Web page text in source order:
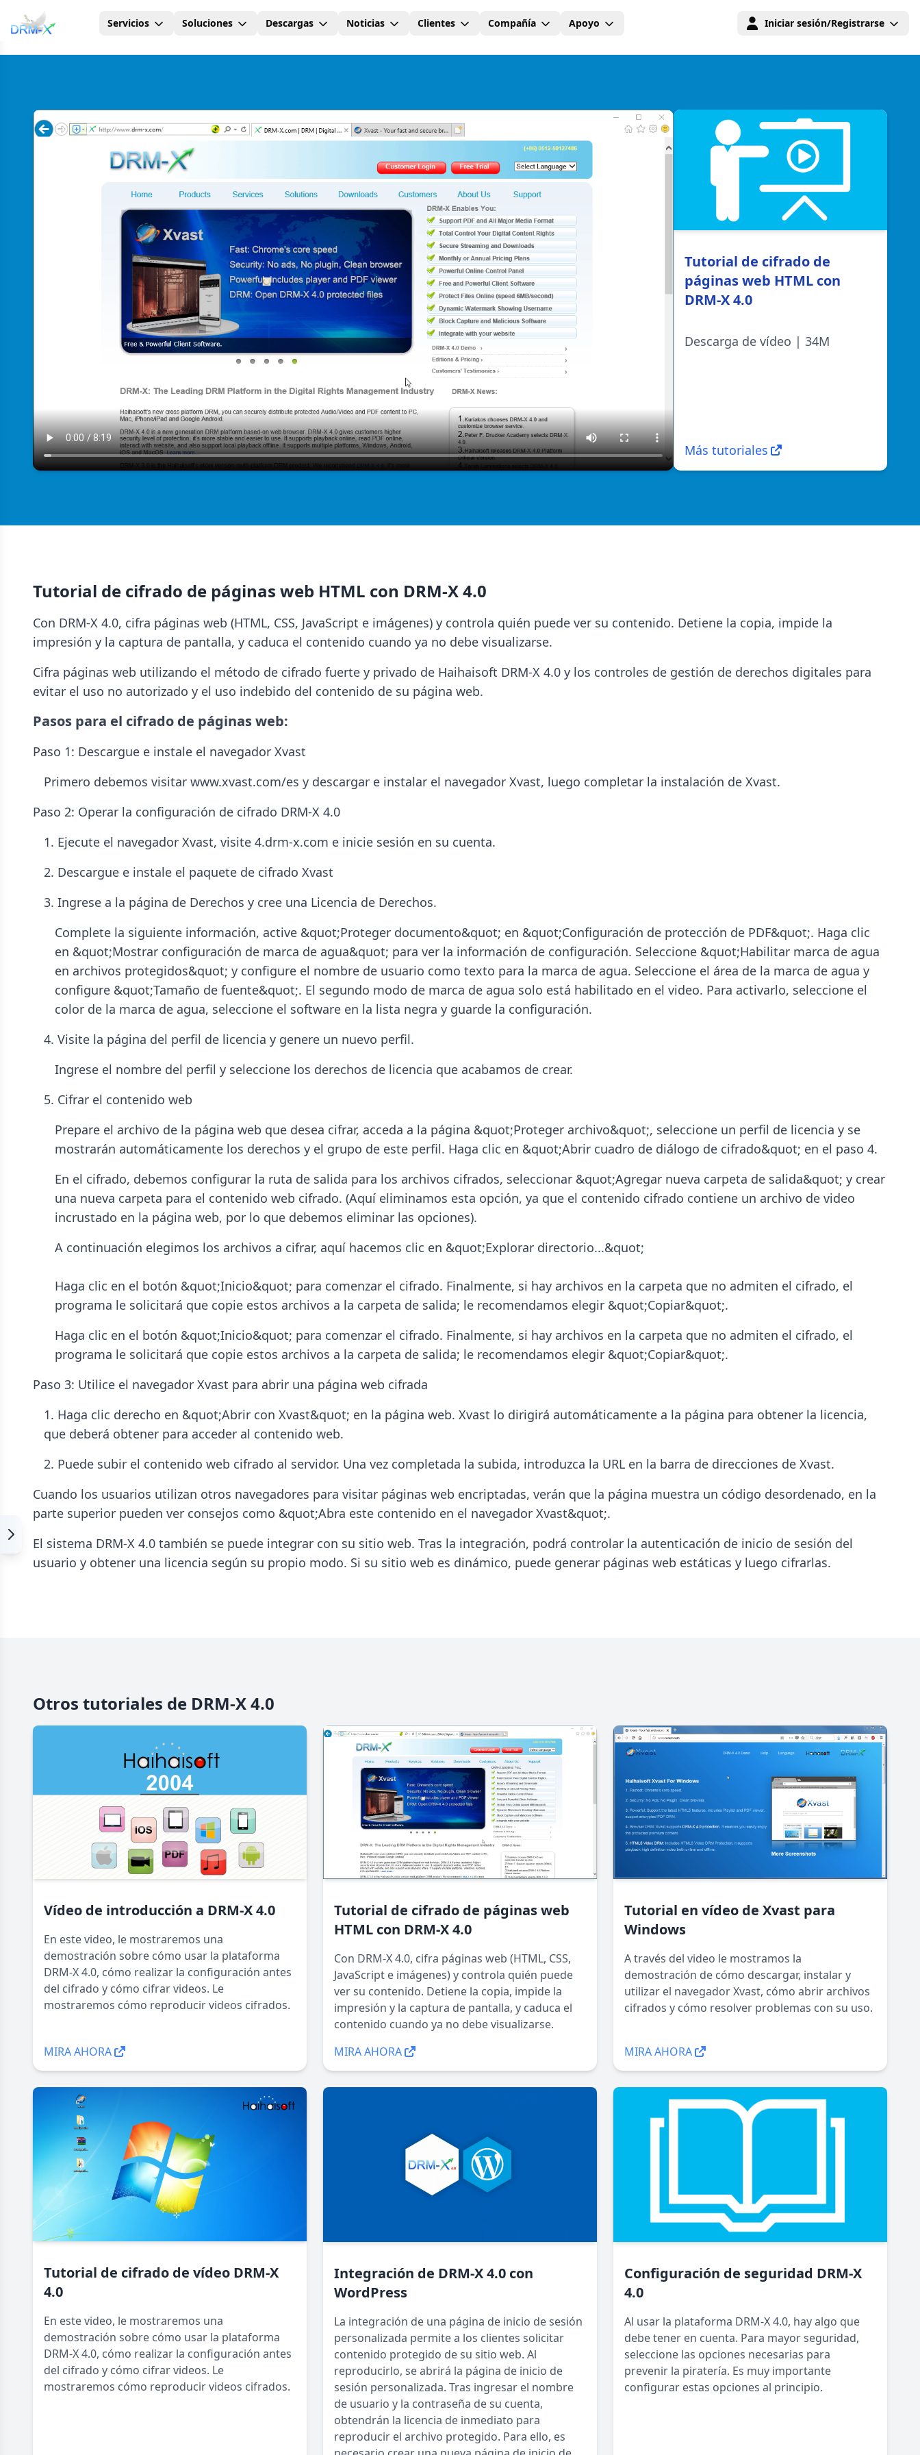
Hogar Servicios Soluciones Descargas Noticias Clientes Compañía Apoyo Iniciar sesión/Registrarse
Tutorial de cifrado de
páginas web HTML con
DRM-X 4.0
Descarga de vídeo | 34M
Más tutoriales
Tutorial de cifrado de páginas web HTML con DRM-X 4.0
Con DRM-X 4.0, cifra páginas web (HTML, CSS, JavaScript e imágenes) y controla quién puede ver su contenido. Detiene la copia, impide la
impresión y la captura de pantalla, y caduca el contenido cuando ya no debe visualizarse.
Cifra páginas web utilizando el método de cifrado fuerte y privado de Haihaisoft DRM-X 4.0 y los controles de gestión de derechos digitales para
evitar el uso no autorizado y el uso indebido del contenido de su página web.
Pasos para el cifrado de páginas web:
Paso 1: Descargue e instale el navegador Xvast
Primero debemos visitar www.xvast.com/es y descargar e instalar el navegador Xvast, luego completar la instalación de Xvast.
Paso 2: Operar la configuración de cifrado DRM-X 4.0
1. Ejecute el navegador Xvast, visite 4.drm-x.com e inicie sesión en su cuenta.
2. Descargue e instale el paquete de cifrado Xvast
3. Ingrese a la página de Derechos y cree una Licencia de Derechos.
Complete la siguiente información, active &quot;Proteger documento&quot; en &quot;Configuración de protección de PDF&quot;. Haga clic
en &quot;Mostrar configuración de marca de agua&quot; para ver la información de configuración. Seleccione &quot;Habilitar marca de agua
en archivos protegidos&quot; y configure el nombre de usuario como texto para la marca de agua. Seleccione el área de la marca de agua y
configure &quot;Tamaño de fuente&quot;. El segundo modo de marca de agua solo está habilitado en el video. Para activarlo, seleccione el
color de la marca de agua, seleccione el software en la lista negra y guarde la configuración.
4. Visite la página del perfil de licencia y genere un nuevo perfil.
Ingrese el nombre del perfil y seleccione los derechos de licencia que acabamos de crear.
5. Cifrar el contenido web
Prepare el archivo de la página web que desea cifrar, acceda a la página &quot;Proteger archivo&quot;, seleccione un perfil de licencia y se
mostrarán automáticamente los derechos y el grupo de este perfil. Haga clic en &quot;Abrir cuadro de diálogo de cifrado&quot; en el paso 4.
En el cifrado, debemos configurar la ruta de salida para los archivos cifrados, seleccionar &quot;Agregar nueva carpeta de salida&quot; y crear
una nueva carpeta para el contenido web cifrado. (Aquí eliminamos esta opción, ya que el contenido cifrado contiene un archivo de video
incrustado en la página web, por lo que debemos eliminar las opciones).
A continuación elegimos los archivos a cifrar, aquí hacemos clic en &quot;Explorar directorio...&quot;
Haga clic en el botón &quot;Inicio&quot; para comenzar el cifrado. Finalmente, si hay archivos en la carpeta que no admiten el cifrado, el
programa le solicitará que copie estos archivos a la carpeta de salida; le recomendamos elegir &quot;Copiar&quot;.
Haga clic en el botón &quot;Inicio&quot; para comenzar el cifrado. Finalmente, si hay archivos en la carpeta que no admiten el cifrado, el
programa le solicitará que copie estos archivos a la carpeta de salida; le recomendamos elegir &quot;Copiar&quot;.
Paso 3: Utilice el navegador Xvast para abrir una página web cifrada
1. Haga clic derecho en &quot;Abrir con Xvast&quot; en la página web. Xvast lo dirigirá automáticamente a la página para obtener la licencia,
que deberá obtener para acceder al contenido web.
2. Puede subir el contenido web cifrado al servidor. Una vez completada la subida, introduzca la URL en la barra de direcciones de Xvast.
Cuando los usuarios utilizan otros navegadores para visitar páginas web encriptadas, verán que la página muestra un código desordenado, en la
parte superior pueden ver consejos como &quot;Abra este contenido en el navegador Xvast&quot;.
El sistema DRM-X 4.0 también se puede integrar con su sitio web. Tras la integración, podrá controlar la autenticación de inicio de sesión del
usuario y obtener una licencia según su propio modo. Si su sitio web es dinámico, puede generar páginas web estáticas y luego cifrarlas.
Otros tutoriales de DRM-X 4.0
Vídeo de introducción a DRM-X 4.0
En este video, le mostraremos una
demostración sobre cómo usar la plataforma
DRM-X 4.0, cómo realizar la configuración antes
del cifrado y cómo cifrar videos. Le
mostraremos cómo reproducir videos cifrados.
MIRA AHORA
Tutorial de cifrado de páginas web
HTML con DRM-X 4.0
Con DRM-X 4.0, cifra páginas web (HTML, CSS,
JavaScript e imágenes) y controla quién puede
ver su contenido. Detiene la copia, impide la
impresión y la captura de pantalla, y caduca el
contenido cuando ya no debe visualizarse.
MIRA AHORA
Tutorial en vídeo de Xvast para
Windows
A través del video le mostramos la
demostración de cómo descargar, instalar y
utilizar el navegador Xvast, cómo abrir archivos
cifrados y cómo resolver problemas con su uso.
MIRA AHORA
Tutorial de cifrado de vídeo DRM-X
4.0
En este video, le mostraremos una
demostración sobre cómo usar la plataforma
DRM-X 4.0, cómo realizar la configuración antes
del cifrado y cómo cifrar videos. Le
mostraremos cómo reproducir videos cifrados.
Integración de DRM-X 4.0 con
WordPress
La integración de una página de inicio de sesión
personalizada permite a los clientes solicitar
contenido protegido de su sitio web. Al
reproducirlo, se abrirá la página de inicio de
sesión personalizada. Tras ingresar el nombre
de usuario y la contraseña de su cuenta,
obtendrán la licencia de inmediato para
reproducir el archivo protegido. Para ello, es
Configuración de seguridad DRM-X
4.0
Al usar la plataforma DRM-X 4.0, hay algo que
debe tener en cuenta. Para mayor seguridad,
seleccione las opciones necesarias para
prevenir la piratería. Es muy importante
configurar estas opciones al principio.